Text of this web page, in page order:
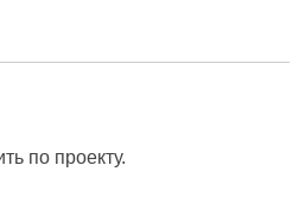
по проекту.